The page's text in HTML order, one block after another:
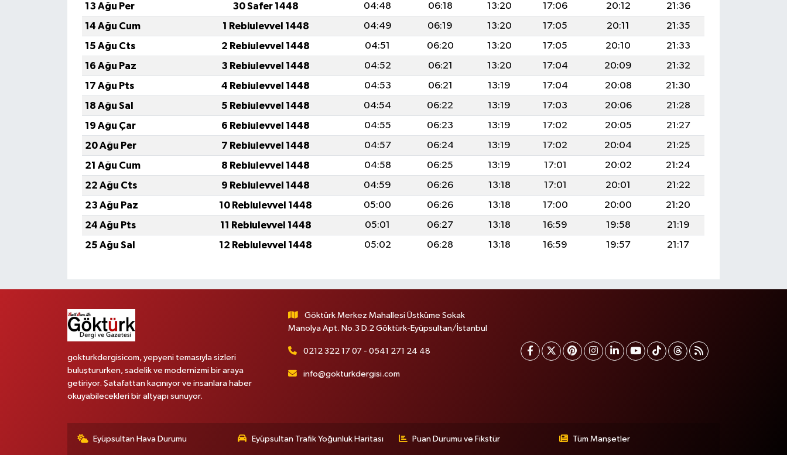
13 Ağu Per
30 Safer 1448 04:48 06:18 13:20 17:06 20:12
21:36
14 Ağu Cum
1 Rebiulevvel 1448 04:49 06:19 13:20 17:05 20:11
21:35
15 Ağu Cts
2 Rebiulevvel 1448 04:51 06:20 13:20 17:05 20:10
21:33
16 Ağu Paz
3 Rebiulevvel 1448 04:52 06:21 13:20 17:04 20:09
21:32
17 Ağu Pts
4 Rebiulevvel 1448 04:53 06:21 13:19 17:04 20:08
21:30
18 Ağu Sal
5 Rebiulevvel 1448 04:54 06:22 13:19 17:03 20:06
21:28
19 Ağu Çar
6 Rebiulevvel 1448 04:55 06:23 13:19 17:02 20:05
21:27
20 Ağu Per
7 Rebiulevvel 1448 04:57 06:24 13:19 17:02 20:04
21:25
21 Ağu Cum
8 Rebiulevvel 1448 04:58 06:25 13:19 17:01 20:02
21:24
22 Ağu Cts
9 Rebiulevvel 1448 04:59 06:26 13:18 17:01 20:01
21:22
23 Ağu Paz
10 Rebiulevvel 1448 05:00 06:26 13:18 17:00 20:00
21:20
24 Ağu Pts
11 Rebiulevvel 1448 05:01 06:27 13:18 16:59 19:58
21:19
25 Ağu Sal
12 Rebiulevvel 1448 05:02 06:28 13:18 16:59 19:57 21:17
gokturkdergisicom, yepyeni temasıyla sizleri
buluştururken, sadelik ve modernizmi bir araya
getiriyor. Şatafattan kaçınıyor ve insanlara haber
okuyabilecekleri bir altyapı sunuyor.
Göktürk Merkez Mahallesi Üstküme Sokak
Manolya Apt. No.3 D.2 Göktürk-Eyüpsultan/İstanbul
0212 322 17 07 - 0541 271 24 48
info@gokturkdergisi.com
Eyüpsultan Hava Durumu Eyüpsultan Trafik Yoğunluk Haritası Puan Durumu ve Fikstür Tüm Manşetler